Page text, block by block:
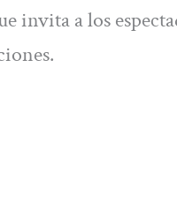
invita a los